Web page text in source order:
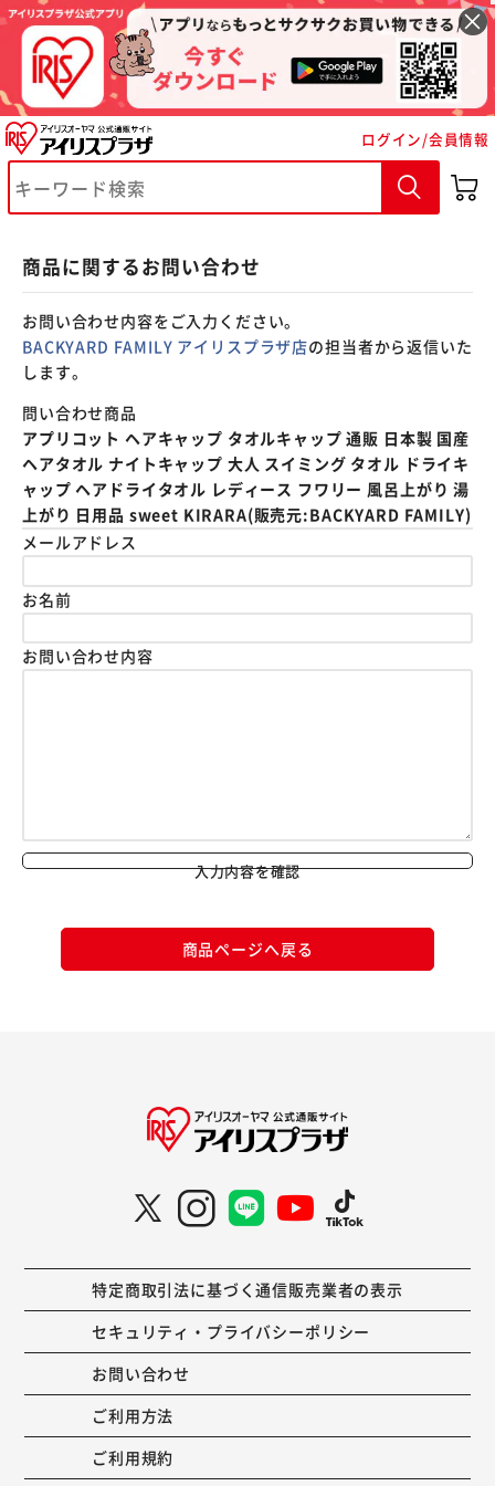
ログイン/会員情報
商品に関するお問い合わせ
お問い合わせ内容をご入力ください。
BACKYARD FAMILY アイリスプラザ店の担当者から返信いた
します。
問い合わせ商品
アプリコット ヘアキャップ タオルキャップ 通販 日本製 国産
ヘアタオル ナイトキャップ 大人 スイミング タオル ドライキ
ャップ ヘアドライタオル レディース フワリー 風呂上がり 湯
上がり 日用品 sweet KIRARA(販売元:BACKYARD FAMILY)
メールアドレス
お名前
お問い合わせ内容
入力内容を確認
商品ページへ戻る
特定商取引法に基づく通信販売業者の表示
セキュリティ・プライバシーポリシー
お問い合わせ
ご利用方法
ご利用規約
※ご確認ください
カートに入れる